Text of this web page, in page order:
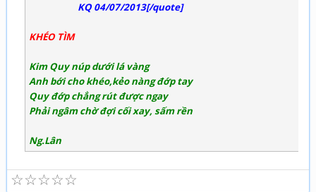
KQ 04/07/2013[/quote]
KHÉO TÌM
Kim Quy núp dưới lá vàng
Anh bới cho khéo,kẻo nàng đớp tay
Quy đớp chẳng rút được ngay
Phải ngâm chờ đợi cối xay, sấm rền
Ng.Lân
☆
☆
☆
☆
☆